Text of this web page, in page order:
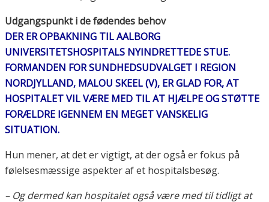
Udgangspunkt i de fødendes behov
DER ER OPBAKNING TIL AALBORG
UNIVERSITETSHOSPITALS NYINDRETTEDE STUE.
FORMANDEN FOR SUNDHEDSUDVALGET I REGION
NORDJYLLAND, MALOU SKEEL (V), ER GLAD FOR, AT
HOSPITALET VIL VÆRE MED TIL AT HJÆLPE OG STØTTE
FORÆLDRE IGENNEM EN MEGET VANSKELIG
SITUATION.
Hun mener, at det er vigtigt, at der også er fokus på
følelsesmæssige aspekter af et hospitalsbesøg.
– Og dermed kan hospitalet også være med til tidligt at